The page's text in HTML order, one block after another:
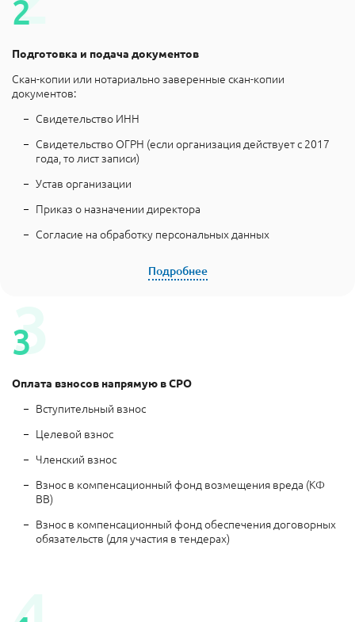
Подготовка и подача документов
Скан-копии или нотариально заверенные скан-копии
документов:
Свидетельство ИНН
Свидетельство ОГРН (если организация действует с 2017
года, то лист записи)
Устав организации
Приказ о назначении директора
Согласие на обработку персональных данных
Оплата взносов напрямую в СРО
Вступительный взнос
Целевой взнос
Членский взнос
Взнос в компенсационный фонд возмещения вреда (КФ
ВВ)
Взнос в компенсационный фонд обеспечения договорных
обязательств (для участия в тендерах)